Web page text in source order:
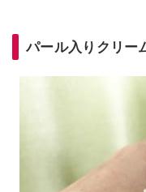
パール入りクリー